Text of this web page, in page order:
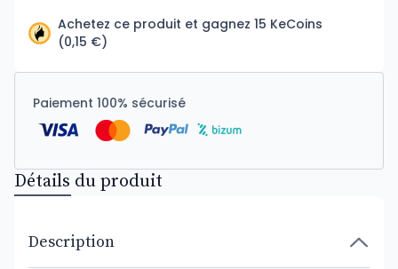
Achetez ce produit et gagnez 15 KeCoins
(0,15 €)
Paiement 100% sécurisé
Détails du produit
Description